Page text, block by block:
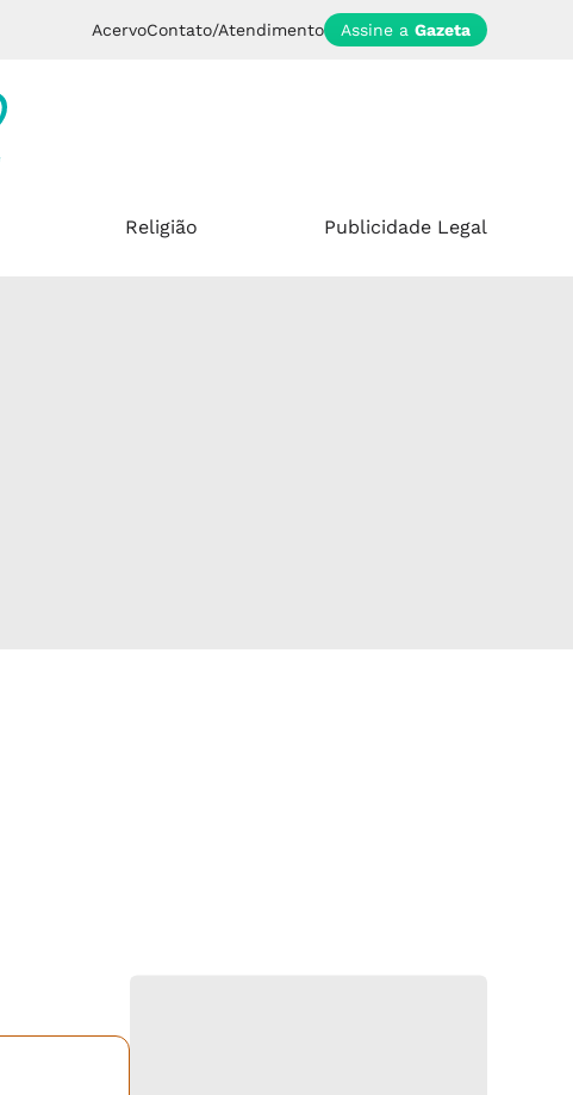
AcervoContato/Atendimento Assine a Gazeta
Religião Publicidade Legal